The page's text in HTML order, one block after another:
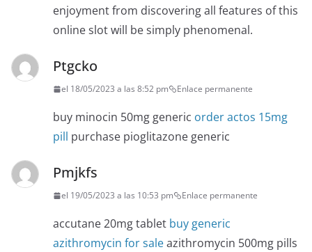
enjoyment from discovering all features of this
online slot will be simply phenomenal.
Ptgcko
el 18/05/2023 a las 8:52 pm Enlace permanente
buy minocin 50mg generic order actos 15mg
pill purchase pioglitazone generic
Pmjkfs
el 19/05/2023 a las 10:53 pm Enlace permanente
accutane 20mg tablet buy generic
azithromycin for saleazithromycin 500mg pills